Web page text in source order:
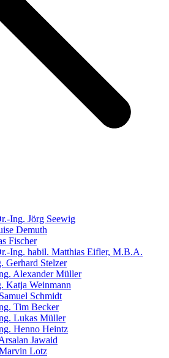
Ing. Jörg Seewig
Demuth
Fischer
Ing. habil. Matthias Eifler, M.B.A.
Gerhard Stelzer
Alexander Müller
Katja Weinmann
Schmidt
Tim Becker
Lukas Müller
Henno Heintz
Jawaid
Lotz